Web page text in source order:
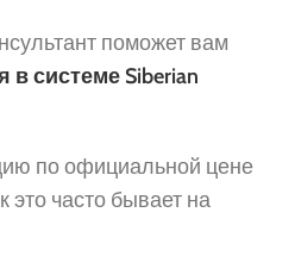
поможет вам
в системе Siberian
по официальной цене
это часто бывает на